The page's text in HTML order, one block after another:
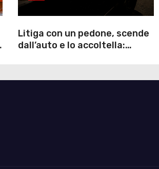
Litiga con un pedone, scende
dall’auto e lo accoltella: